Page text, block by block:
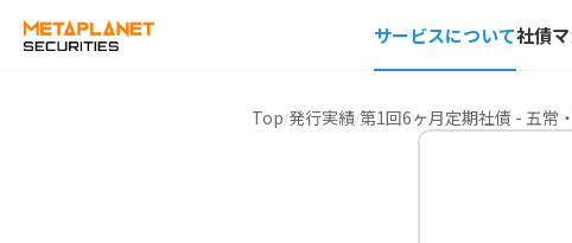
サービスについて社債
Top 発行実績 第1回6ヶ月定期社債 - 五常